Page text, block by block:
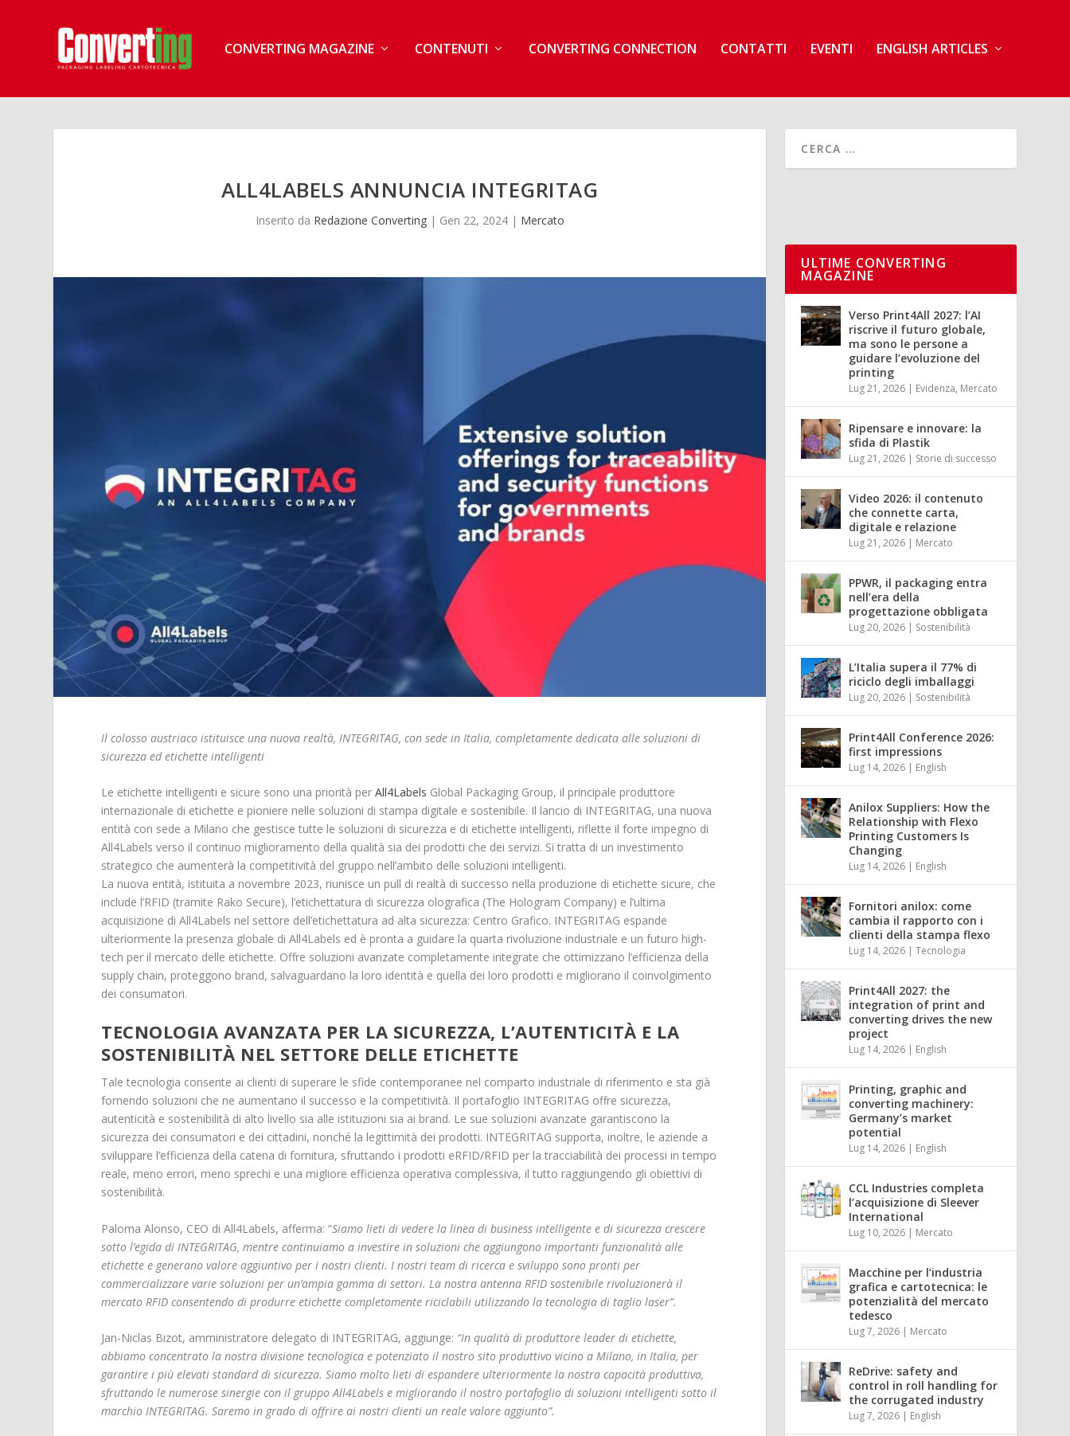
CONVERTING MAGAZINE CONTENUTI CONVERTING CONNECTION CONTATTI EVENTI ENGLISH ARTICLES
ALL4LABELS ANNUNCIA INTEGRITAG
Inserito da Redazione Converting| Gen 22, 2024| Mercato
Il colosso austriaco istituisce una nuova realtà, INTEGRITAG, con sede in Italia, completamente dedicata alle soluzioni di
sicurezza ed etichette intelligenti
Le etichette intelligenti e sicure sono una priorità perAll4Labels Global Packaging Group, il principale produttore
internazionale di etichette e pioniere nelle soluzioni di stampa digitale e sostenibile. Il lancio di INTEGRITAG, una nuova
entità con sede a Milano che gestisce tutte le soluzioni di sicurezza e di etichette intelligenti, riflette il forte impegno di
All4Labels verso il continuo miglioramento della qualità sia dei prodotti che dei servizi. Si tratta di un investimento
strategico che aumenterà la competitività del gruppo nell’ambito delle soluzioni intelligenti.
La nuova entità, istituita a novembre 2023, riunisce un pull di realtà di successo nella produzione di etichette sicure, che
include l’RFID (tramite Rako Secure), l’etichettatura di sicurezza olografica (The Hologram Company) e l’ultima
acquisizione di All4Labels nel settore dell’etichettatura ad alta sicurezza: Centro Grafico. INTEGRITAG espande
ulteriormente la presenza globale di All4Labels ed è pronta a guidare la quarta rivoluzione industriale e un futuro high-
tech per il mercato delle etichette. Offre soluzioni avanzate completamente integrate che ottimizzano l’efficienza della
supply chain, proteggono brand, salvaguardano la loro identità e quella dei loro prodotti e migliorano il coinvolgimento
dei consumatori.
TECNOLOGIA AVANZATA PER LA SICUREZZA, L’AUTENTICITÀ E LA
SOSTENIBILITÀ NEL SETTORE DELLE ETICHETTE
Tale tecnologia consente ai clienti di superare le sfide contemporanee nel comparto industriale di riferimento e sta già
fornendo soluzioni che ne aumentano il successo e la competitività. Il portafoglio INTEGRITAG offre sicurezza,
autenticità e sostenibilità di alto livello sia alle istituzioni sia ai brand. Le sue soluzioni avanzate garantiscono la
sicurezza dei consumatori e dei cittadini, nonché la legittimità dei prodotti. INTEGRITAG supporta, inoltre, le aziende a
sviluppare l’efficienza della catena di fornitura, sfruttando i prodotti eRFID/RFID per la tracciabilità dei processi in tempo
reale, meno errori, meno sprechi e una migliore efficienza operativa complessiva, il tutto raggiungendo gli obiettivi di
sostenibilità.
Paloma Alonso, CEO di All4Labels, afferma: “Siamo lieti di vedere la linea di business intelligente e di sicurezza crescere
sotto l’egida di INTEGRITAG, mentre continuiamo a investire in soluzioni che aggiungono importanti funzionalità alle
etichette e generano valore aggiuntivo per i nostri clienti. I nostri team di ricerca e sviluppo sono pronti per
commercializzare varie soluzioni per un’ampia gamma di settori. La nostra antenna RFID sostenibile rivoluzionerà il
mercato RFID consentendo di produrre etichette completamente riciclabili utilizzando la tecnologia di taglio laser”.
Jan-Niclas Bizot, amministratore delegato di INTEGRITAG, aggiunge: “In qualità di produttore leader di etichette,
abbiamo concentrato la nostra divisione tecnologica e potenziato il nostro sito produttivo vicino a Milano, in Italia, per
garantire i più elevati standard di sicurezza. Siamo molto lieti di espandere ulteriormente la nostra capacità produttiva,
sfruttando le numerose sinergie con il gruppo All4Labels e migliorando il nostro portafoglio di soluzioni intelligenti sotto il
marchio INTEGRITAG. Saremo in grado di offrire ai nostri clienti un reale valore aggiunto”.
ULTIME CONVERTING
MAGAZINE
Verso Print4All 2027: l’AI
riscrive il futuro globale,
ma sono le persone a
guidare l’evoluzione del
printing
Lug 21, 2026 | Evidenza, Mercato
Ripensare e innovare: la
sfida di Plastik
Lug 21, 2026 | Storie di successo
Video 2026: il contenuto
che connette carta,
digitale e relazione
Lug 21, 2026 | Mercato
PPWR, il packaging entra
nell’era della
progettazione obbligata
Lug 20, 2026 | Sostenibilità
L’Italia supera il 77% di
riciclo degli imballaggi
Lug 20, 2026 | Sostenibilità
Print4All Conference 2026:
first impressions
Lug 14, 2026 | English
Anilox Suppliers: How the
Relationship with Flexo
Printing Customers Is
Changing
Lug 14, 2026 | English
Fornitori anilox: come
cambia il rapporto con i
clienti della stampa flexo
Lug 14, 2026 |Tecnologia
Print4All 2027: the
integration of print and
converting drives the new
project
Lug 14, 2026 | English
Printing, graphic and
converting machinery:
Germany’s market
potential
Lug 14, 2026 | English
CCL Industries completa
l’acquisizione di Sleever
International
Lug 10, 2026 | Mercato
Macchine per l’industria
grafica e cartotecnica: le
potenzialità del mercato
tedesco
Lug 7, 2026 | Mercato
ReDrive: safety and
control in roll handling for
the corrugated industry
Lug 7, 2026 | English